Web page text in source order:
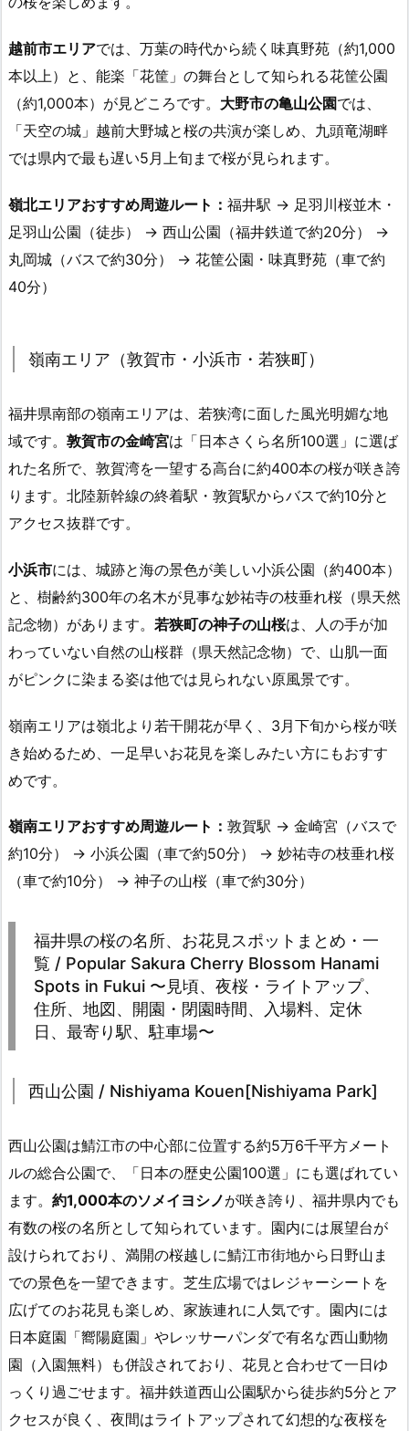
越前市エリアでは、万葉の時代から続く味真野苑（約1,000
本以上）と、能楽「花筐」の舞台として知られる花筐公園
（約1,000本）が見どころです。 大野市の亀山公園では、
「天空の城」越前大野城と桜の共演が楽しめ、九頭竜湖畔
では県内で最も遅い5月上旬まで桜が見られます。
嶺北エリアおすすめ周遊ルート： 福井駅 → 足羽川桜並木・
足羽山公園（徒歩） → 西山公園（福井鉄道で約20分） →
丸岡城（バスで約30分） → 花筐公園・味真野苑（車で約
40分）
嶺南エリア（敦賀市・小浜市・若狭町）
福井県南部の嶺南エリアは、若狭湾に面した風光明媚な地
域です。 敦賀市の金崎宮は「日本さくら名所100選」に選ば
れた名所で、敦賀湾を一望する高台に約400本の桜が咲き誇
ります。北陸新幹線の終着駅・敦賀駅からバスで約10分と
アクセス抜群です。
小浜市には、城跡と海の景色が美しい小浜公園（約400本）
と、樹齢約300年の名木が見事な妙祐寺の枝垂れ桜（県天然
記念物）があります。 若狭町の神子の山桜は、人の手が加
わっていない自然の山桜群（県天然記念物）で、山肌一面
がピンクに染まる姿は他では見られない原風景です。
嶺南エリアは嶺北より若干開花が早く、3月下旬から桜が咲
き始めるため、一足早いお花見を楽しみたい方にもおすす
めです。
嶺南エリアおすすめ周遊ルート： 敦賀駅 → 金崎宮（バスで
約10分） → 小浜公園（車で約50分） → 妙祐寺の枝垂れ桜
（車で約10分） → 神子の山桜（車で約30分）
福井県の桜の名所、お花見スポットまとめ・一
覧 / Popular Sakura Cherry Blossom Hanami
Spots in Fukui 〜見頃、夜桜・ライトアップ、
住所、地図、開園・閉園時間、入場料、定休
日、最寄り駅、駐車場〜
西山公園 / Nishiyama Kouen[Nishiyama Park]
西山公園は鯖江市の中心部に位置する約5万6千平方メート
ルの総合公園で、「日本の歴史公園100選」にも選ばれてい
ます。 約1,000本のソメイヨシノが咲き誇り、福井県内でも
有数の桜の名所として知られています。園内には展望台が
設けられており、満開の桜越しに鯖江市街地から日野山ま
での景色を一望できます。芝生広場ではレジャーシートを
広げてのお花見も楽しめ、家族連れに人気です。園内には
日本庭園「嚮陽庭園」やレッサーパンダで有名な西山動物
園（入園無料）も併設されており、花見と合わせて一日ゆ
っくり過ごせます。福井鉄道西山公園駅から徒歩約5分とア
クセスが良く、夜間はライトアップされて幻想的な夜桜を